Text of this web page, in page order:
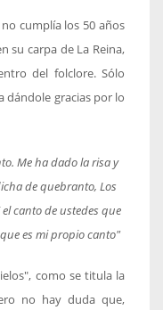
cumplía los 50 años
su carpa de La Reina,
del folclore. Sólo
dándole gracias por lo
Me ha dado la risa y
de quebranto, Los
el canto de ustedes que
es mi propio canto"
como se titula la
no hay duda que,